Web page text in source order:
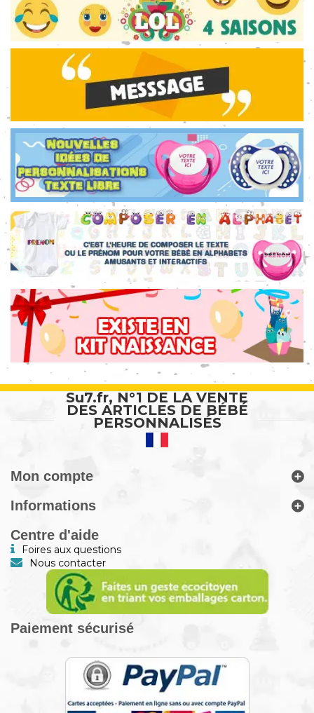
Su7.fr, N°1 DE LA VENTE
DES ARTICLES DE BÉBÉ
PERSONNALISÉS
Mon compte
Informations
Centre d'aide
Foires aux questions
Nous contacter
Paiement sécurisé